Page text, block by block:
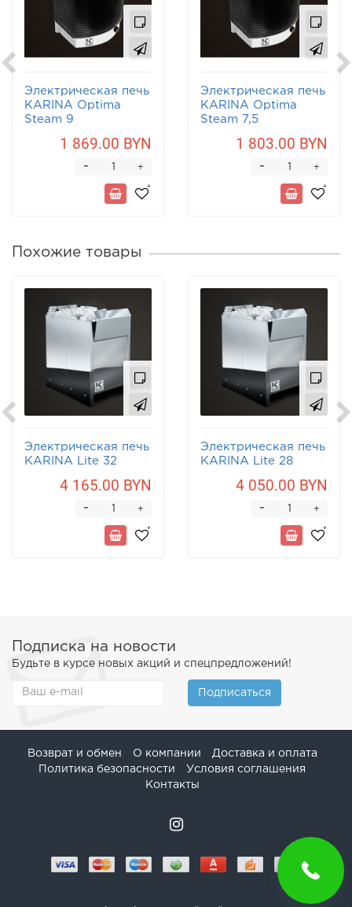
Электрическая печь
KARINA Optima
Steam 9
1 869.00 BYN
+
-
Электрическая печь
KARINA Optima
Steam 7,5
1 803.00 BYN
+
-
Похожие товары
Электрическая печь
KARINA Lite 32
4 165.00 BYN
+
-
Электрическая печь
KARINA Lite 28
4 050.00 BYN
+
-
Подписка на новости
Будьте в курсе новых акций и спецпредложений!
Подписаться
Возврат и обмен О компании
Доставка и оплата
Политика безопасности
Условия соглашения
Контакты